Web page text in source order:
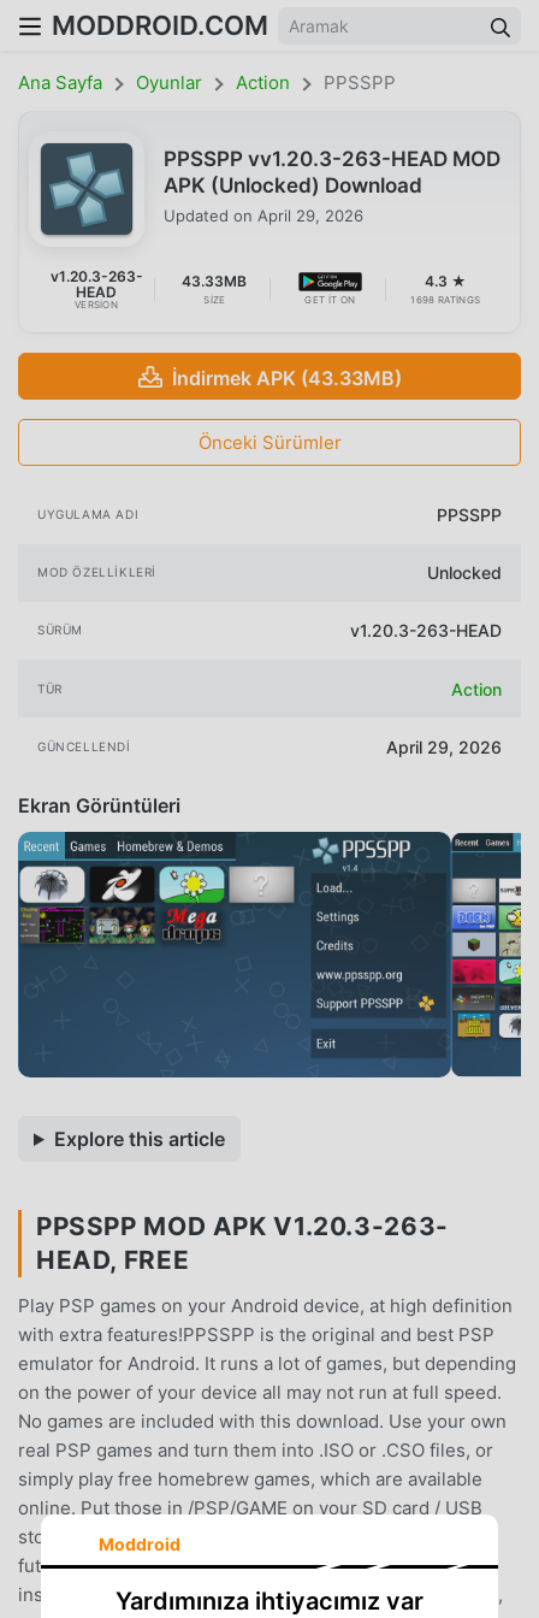
MODDROID.COM
Ana Sayfa Oyunlar Action PPSSPP
PPSSPP vv1.20.3-263-HEAD MOD
APK (Unlocked) Download
Updated on April 29, 2026
v1.20.3-263-
HEAD
VERSION
43.33MB
SIZE GET IT ON
4.3 ★
1698 RATINGS
İndirmek APK (43.33MB)
Önceki Sürümler
UYGULAMA ADI PPSSPP
MOD ÖZELLIKLERI Unlocked
SÜRÜM v1.20.3-263-HEAD
TÜR Action
GÜNCELLENDI April 29, 2026
Ekran Görüntüleri
Explore this article
PPSSPP MOD APK V1.20.3-263-
HEAD, FREE
Play PSP games on your Android device, at high definition
with extra features!PPSSPP is the original and best PSP
emulator for Android. It runs a lot of games, but depending
on the power of your device all may not run at full speed.
No games are included with this download. Use your own
real PSP games and turn them into .ISO or .CSO files, or
simply play free homebrew games, which are available
online. Put those in /PSP/GAME on your SD card / USB
storage.This is the free version. If you want to support
future development, please download PPSSPP Gold
instead!See http://www.ppsspp.org for more information,
Moddroid
Yardımınıza ihtiyacımız var